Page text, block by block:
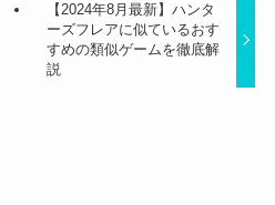
【2024年8月最新】ハンタ
ーズフレアに似ているおす
すめの類似ゲームを徹底解
説